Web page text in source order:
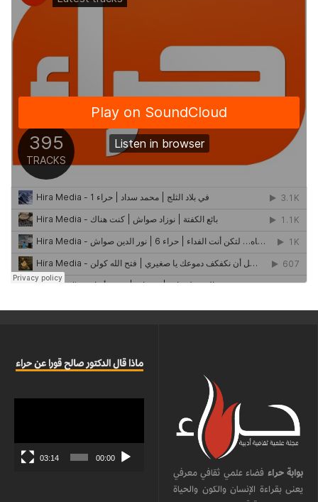
بوابة حراء فضاء علمي ثقافي معرفي
يعنى بقراءة الإنسان والكون والحياة
ماذا قال الدكتور صالح قورا عن حراء
00:00
03:14